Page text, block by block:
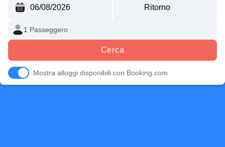
Cerca
Mostra alloggi disponibili con Booking.com